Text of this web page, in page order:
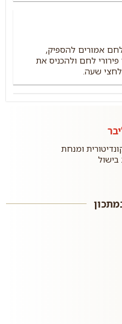
אמורים להספיק,
לחם ולהכניס את
שעה.
ומנחת
בישול